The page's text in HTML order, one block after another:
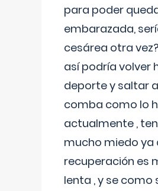
para poder
embarazada,
cesárea otra
así podría volver
deporte y saltar
comba como lo
actualmente ,
mucho miedo ya
recuperación es
lenta , y se como